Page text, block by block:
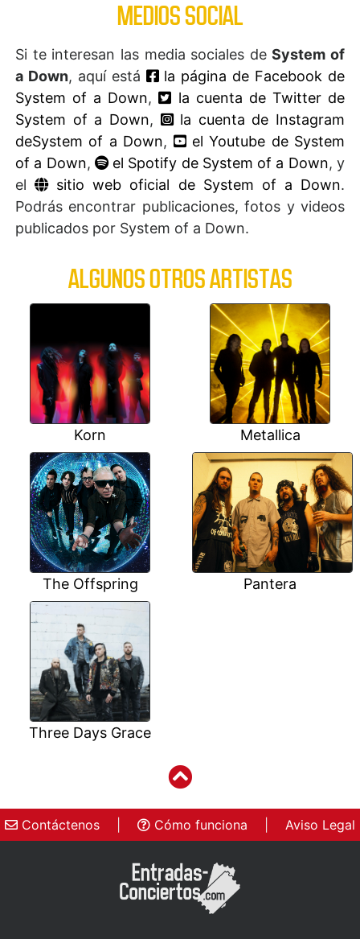
MEDIOS SOCIAL
Si te interesan las media sociales deSystem of
a Down, aquí está
la página de Facebook de
System of a Down,
la cuenta de Twitter de
System of a Down,
la cuenta de Instagram
deSystem of a Down,
el Youtube de System
of a Down, el Spotify de System of a Down, y
el
sitio web oficial de System of a Down.
Podrás encontrar publicaciones, fotos y videos
publicados por System of a Down.
ALGUNOS OTROS ARTISTAS
Korn Metallica
The Offspring Pantera
Three Days Grace
Contáctenos Cómo funciona Aviso Legal